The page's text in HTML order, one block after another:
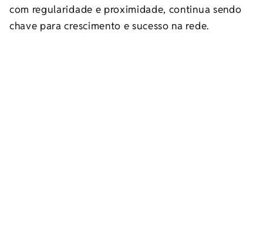
com regularidade e proximidade, continua sendo
chave para crescimento e sucesso na rede.